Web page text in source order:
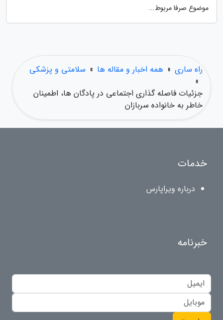
موضوع صرفا مربوط...
راه ساری » همه اخبار و مقاله ها » سلامتی و پزشکی
»
جزئیات فاصله گذاری اجتماعی در پادگان ها، اطمینان
خاطر به خانواده سربازان
خدمات
درباره ویراپارس
خبرنامه